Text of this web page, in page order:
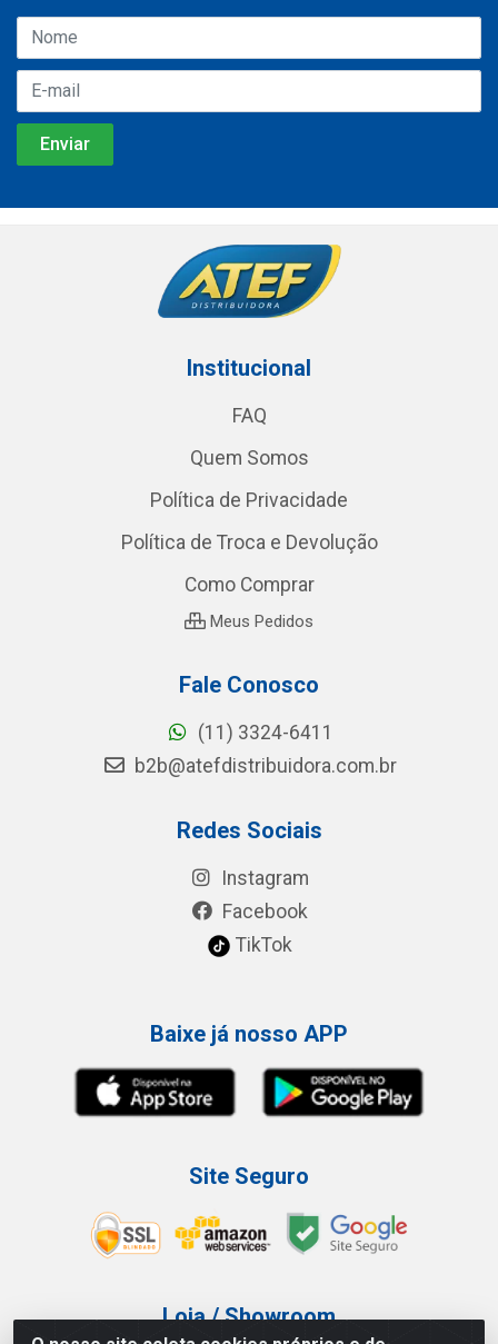
Institucional
FAQ
Quem Somos
Política de Privacidade
Política de Troca e Devolução
Como Comprar
Meus Pedidos
Fale Conosco
(11) 3324-6411
b2b@atefdistribuidora.com.br
Redes Sociais
Instagram
Facebook
TikTok
Baixe já nosso APP
Site Seguro
Loja / Showroom